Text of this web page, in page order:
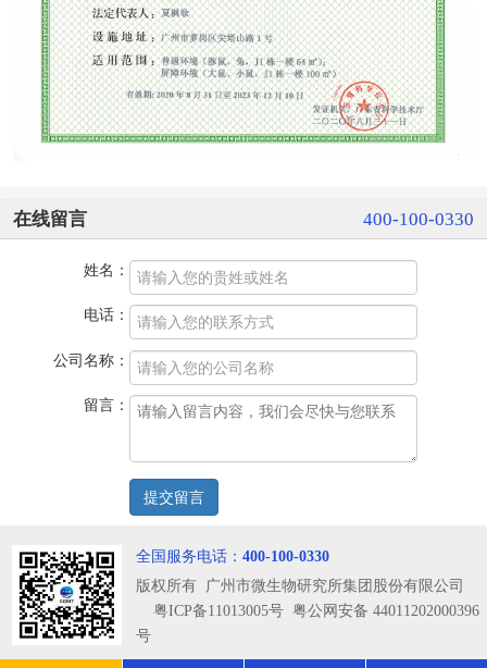
在线留言 400-100-0330
姓名：
电话：
公司名称：
留言：
全国服务电话：400-100-0330
版权所有 广州市微生物研究所集团股份有限公司
粤ICP备11013005号 粤公网安备 44011202000396
号